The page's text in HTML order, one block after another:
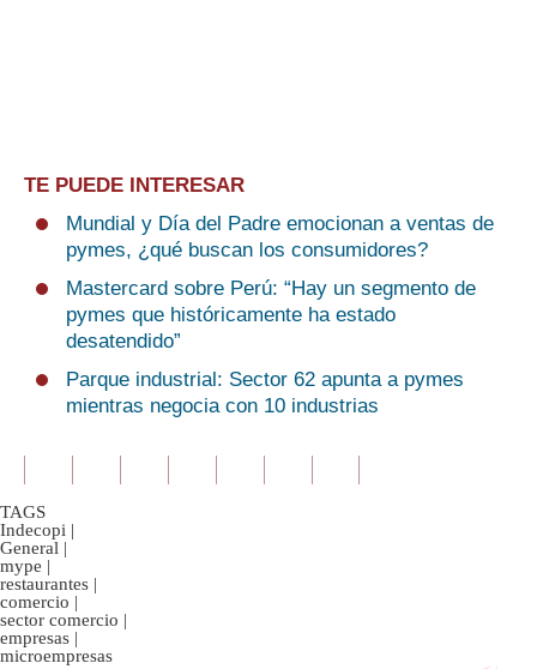
TE PUEDE INTERESAR
Mundial y Día del Padre emocionan a ventas de
pymes, ¿qué buscan los consumidores?
Mastercard sobre Perú: “Hay un segmento de
pymes que históricamente ha estado
desatendido”
Parque industrial: Sector 62 apunta a pymes
mientras negocia con 10 industrias
TAGS
Indecopi |
General |
mype |
restaurantes |
comercio |
sector comercio |
empresas |
microempresas